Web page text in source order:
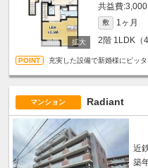
敷 1ヶ月
2階 1LDK（
充実した設備で新婚様にピッ
マンション Radiant
近
築